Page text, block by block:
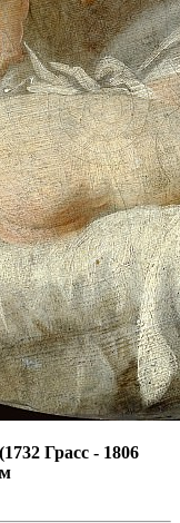
Грасс - 1806